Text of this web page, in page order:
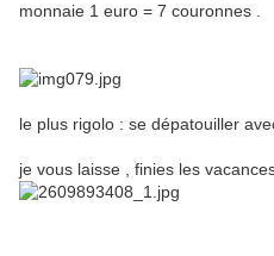
monnaie 1 euro = 7 couronnes .
le plus rigolo : se dépatouiller
je vous laisse , finies les